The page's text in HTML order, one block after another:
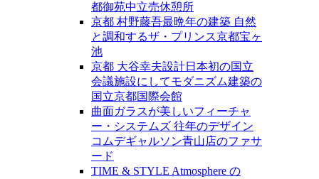
都御苑中立売休憩所
京都 村野藤吾最晩年の建築 自然
と調和するザ・プリンス京都宝ヶ
池
京都 大谷幸夫設計日本初の国立
会議施設にしてモダニズム建築の
国立京都国際会館
曲面ガラスが美しいフィーチャ
ー・システムズ 往年のデザイン
コムデギャルソン青山店のファサ
ード
TIME & STYLE Atmosphere の